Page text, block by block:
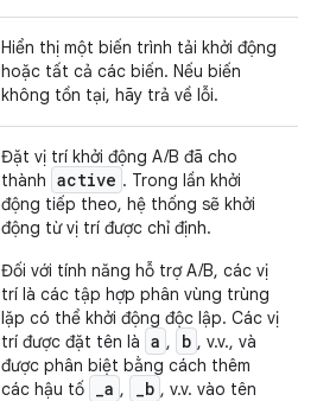
Hiển thị một biến trình tải khởi động
hoặc tất cả các biến. Nếu biến
không tồn tại, hãy trả về lỗi.
Đặt vị trí khởi động A/B đã cho
thành active . Trong lần khởi
động tiếp theo, hệ thống sẽ khởi
động từ vị trí được chỉ định.
Đối với tính năng hỗ trợ A/B, các vị
trí là các tập hợp phân vùng trùng
lặp có thể khởi động độc lập. Các vị
trí được đặt tên là a , b , v.v., và
được phân biệt bằng cách thêm
các hậu tố _a , _b , v.v. vào tên